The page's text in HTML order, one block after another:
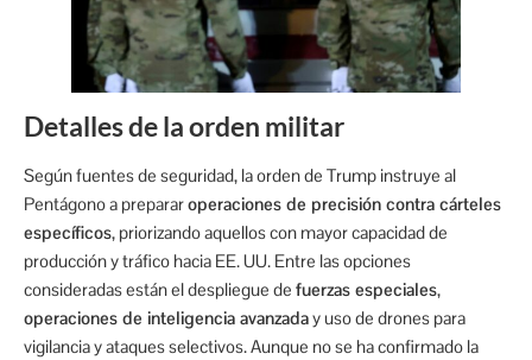
Detalles de la orden militar
Según fuentes de seguridad, la orden de Trump instruye al
Pentágono a prepararoperaciones de precisión contra cárteles
específicos, priorizando aquellos con mayor capacidad de
producción y tráfico hacia EE. UU. Entre las opciones
consideradas están el despliegue de fuerzas especiales,
operaciones de inteligencia avanzaday uso de drones para
vigilancia y ataques selectivos. Aunque no se ha confirmado la